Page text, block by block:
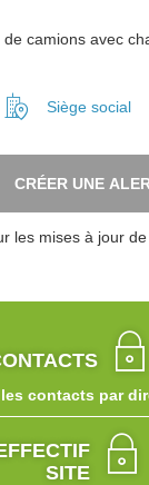
de camions avec
Siège social
CRÉER UNE
les mises à jour
contacts par
SITE